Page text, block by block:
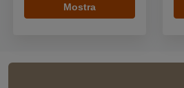
Mostra